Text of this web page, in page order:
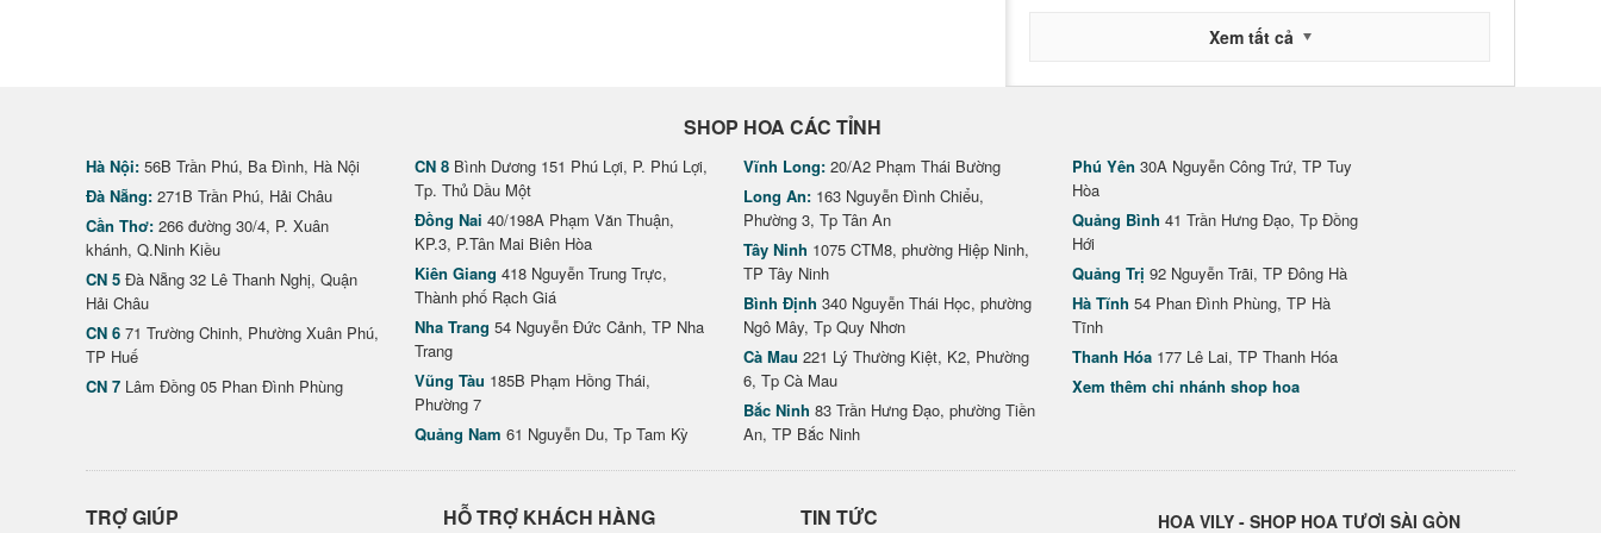
Xem tất cả
SHOP HOA CÁC TỈNH
Hà Nội: 56B Trần Phú, Ba Đình, Hà Nội
Đà Nẵng: 271B Trần Phú, Hải Châu
Cần Thơ: 266 đường 30/4, P. Xuân
khánh, Q.Ninh Kiều
CN 5 Đà Nẵng 32 Lê Thanh Nghị, Quận
Hải Châu
CN 6 71 Trường Chinh, Phường Xuân Phú,
TP Huế
CN 7 Lâm Đồng 05 Phan Đình Phùng
CN 8 Bình Dương 151 Phú Lợi, P. Phú Lợi,
Tp. Thủ Dầu Một
Đồng Nai 40/198A Phạm Văn Thuận,
KP.3, P.Tân Mai Biên Hòa
Kiên Giang 418 Nguyễn Trung Trực,
Thành phố Rạch Giá
Nha Trang 54 Nguyễn Đức Cảnh, TP Nha
Trang
Vũng Tàu 185B Phạm Hồng Thái,
Phường 7
Quảng Nam 61 Nguyễn Du, Tp Tam Kỳ
Vĩnh Long: 20/A2 Phạm Thái Bường
Long An: 163 Nguyễn Đình Chiểu,
Phường 3, Tp Tân An
Tây Ninh 1075 CTM8, phường Hiệp Ninh,
TP Tây Ninh
Bình Định 340 Nguyễn Thái Học, phường
Ngô Mây, Tp Quy Nhơn
Cà Mau 221 Lý Thường Kiệt, K2, Phường
6, Tp Cà Mau
Bắc Ninh 83 Trần Hưng Đạo, phường Tiền
An, TP Bắc Ninh
Phú Yên 30A Nguyễn Công Trứ, TP Tuy
Hòa
Quảng Bình 41 Trần Hưng Đạo, Tp Đồng
Hới
Quảng Trị 92 Nguyễn Trãi, TP Đông Hà
Hà Tĩnh 54 Phan Đình Phùng, TP Hà
Tĩnh
Thanh Hóa 177 Lê Lai, TP Thanh Hóa
Xem thêm chi nhánh shop hoa
TRỢ GIÚP HỖ TRỢ KHÁCH HÀNG TIN TỨC HOA VILY - SHOP HOA TƯƠI SÀI GÒN